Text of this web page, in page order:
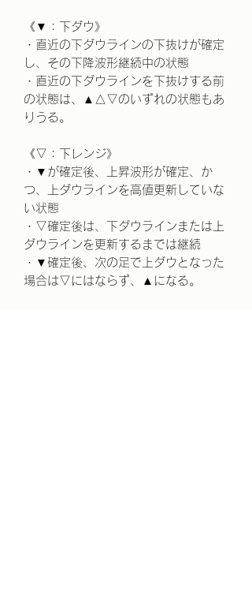
《▼：下ダウ》
・直近の下ダウラインの下抜けが確定
し、その下降波形継続中の状態
・直近の下ダウラインを下抜けする前
の状態は、▲△▽のいずれの状態もあ
りうる。
《▽：下レンジ》
・▼が確定後、上昇波形が確定、か
つ、上ダウラインを高値更新していな
い状態
・▽確定後は、下ダウラインまたは上
ダウラインを更新するまでは継続
・▼確定後、次の足で上ダウとなった
場合は▽にはならず、▲になる。